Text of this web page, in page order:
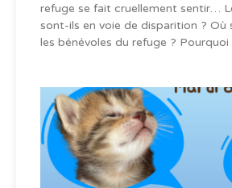
refuge se fait cruellement sentir…
sont-ils en voie de disparition ? Où
les bénévoles du refuge ? Pourquoi